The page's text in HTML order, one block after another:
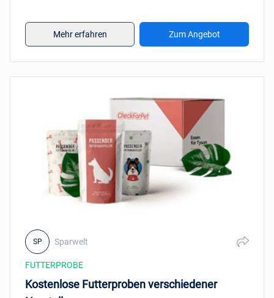
wie viele Proben zur Verfügung stehen.
Mehr erfahren Zum Angebot
FUTTERPROBE
Kostenlose Futterproben verschiedener
SP Sparwelt